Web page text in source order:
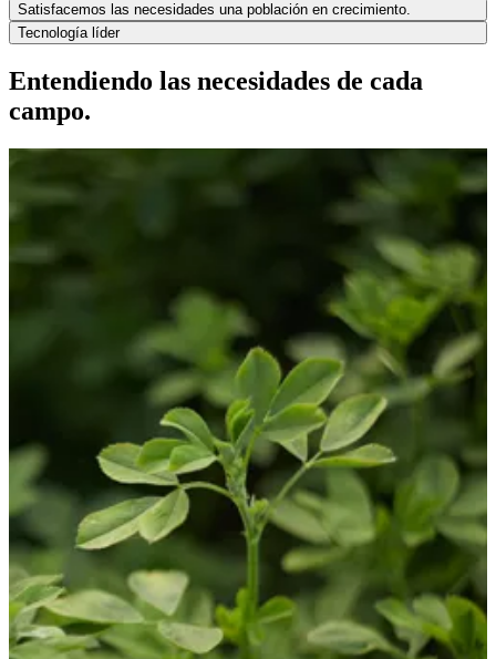
Satisfacemos las necesidades una población en crecimiento.
Tecnología líder
Entendiendo las necesidades de cada
campo.